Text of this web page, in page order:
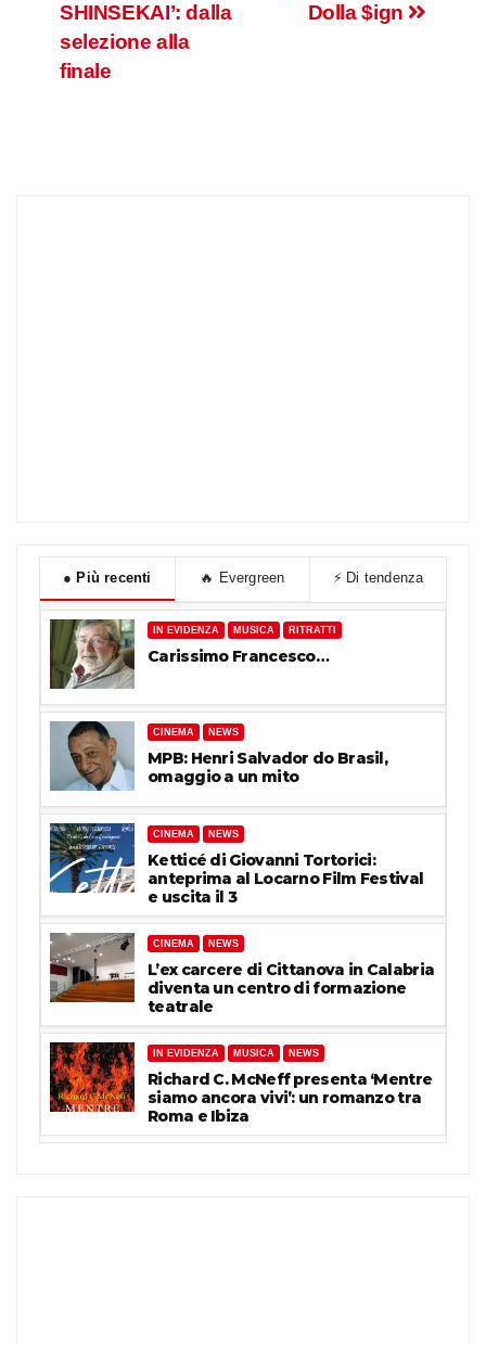
Dolla $ign
SHINSEKAI’: dalla
selezione alla
finale
● Più recenti 🔥 Evergreen ⚡ Di tendenza
IN EVIDENZA MUSICA RITRATTI
Carissimo Francesco…
CINEMA NEWS
MPB: Henri Salvador do Brasil,
omaggio a un mito
CINEMA NEWS
Ketticé di Giovanni Tortorici:
anteprima al Locarno Film Festival
e uscita il 3
CINEMA NEWS
L’ex carcere di Cittanova in Calabria
diventa un centro di formazione
teatrale
IN EVIDENZA MUSICA NEWS
Richard C. McNeff presenta ‘Mentre
siamo ancora vivi’: un romanzo tra
Roma e Ibiza